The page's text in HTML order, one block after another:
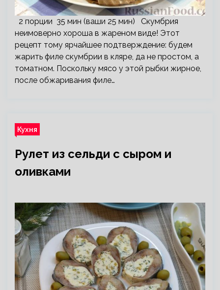
2 порции 35 мин (ваши 25 мин) Скумбрия
неимоверно хороша в жареном виде! Этот
рецепт тому ярчайшее подтверждение: будем
жарить филе скумбрии в кляре, да не простом, а
томатном. Поскольку мясо у этой рыбки жирное,
после обжаривания филе…
Кухня
Рулет из сельди с сыром и
оливками